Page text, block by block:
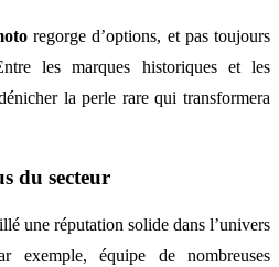
regorge d’options, et pas toujours
les marques historiques et les
la perle rare qui transformera
du secteur
une réputation solide dans l’univers
exemple, équipe de nombreuses